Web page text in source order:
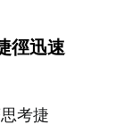
徑迅速
考捷